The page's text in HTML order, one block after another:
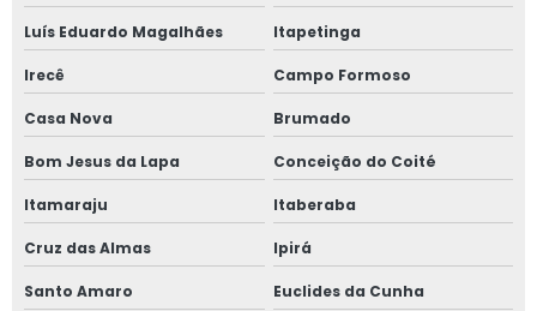
Luís Eduardo Magalhães Itapetinga
Irecê Campo Formoso
Casa Nova Brumado
Bom Jesus da Lapa Conceição do Coité
Itamaraju Itaberaba
Cruz das Almas Ipirá
Santo Amaro
Euclides da Cunha